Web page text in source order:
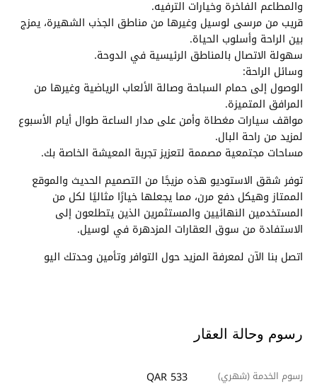
والمطاعم الفاخرة وخيارات الترفيه.
قريب من مرسى لوسيل وغيرها من مناطق الجذب الشهيرة، يمزج
بين الراحة وأسلوب الحياة.
سهولة الاتصال بالمناطق الرئيسية في الدوحة.
وسائل الراحة:
الوصول إلى حمام السباحة وصالة الألعاب الرياضية وغيرها من
المرافق المتميزة.
مواقف سيارات مغطاة وأمن على مدار الساعة طوال أيام الأسبوع
لمزيد من راحة البال.
مساحات مجتمعية مصممة لتعزيز تجربة المعيشة الخاصة بك.
توفر شقق الاستوديو هذه مزيجًا من التصميم الحديث والموقع
الممتاز وهيكل دفع مرن، مما يجعلها خيارًا مثاليًا لكل من
المستخدمين النهائيين والمستثمرين الذين يتطلعون إلى
الاستفادة من سوق العقارات المزدهرة في لوسيل.
اتصل بنا الآن لمعرفة المزيد حول التوافر وتأمين وحدتك اليو
رسوم وحالة العقار
رسوم الخدمة (شهري) QAR 533